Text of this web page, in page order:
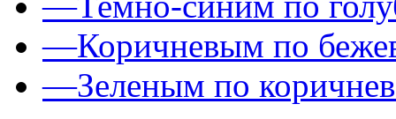
—Коричневым по
—Зеленым по